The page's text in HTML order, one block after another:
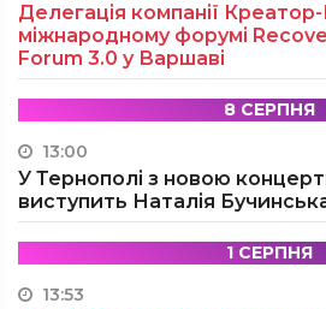
Делегація компанії
міжнародному форумі
Forum 3.0 у Варшаві
8 СЕРПНЯ
13:00
У Тернополі з новою
виступить Наталія
1 СЕРПНЯ
13:53